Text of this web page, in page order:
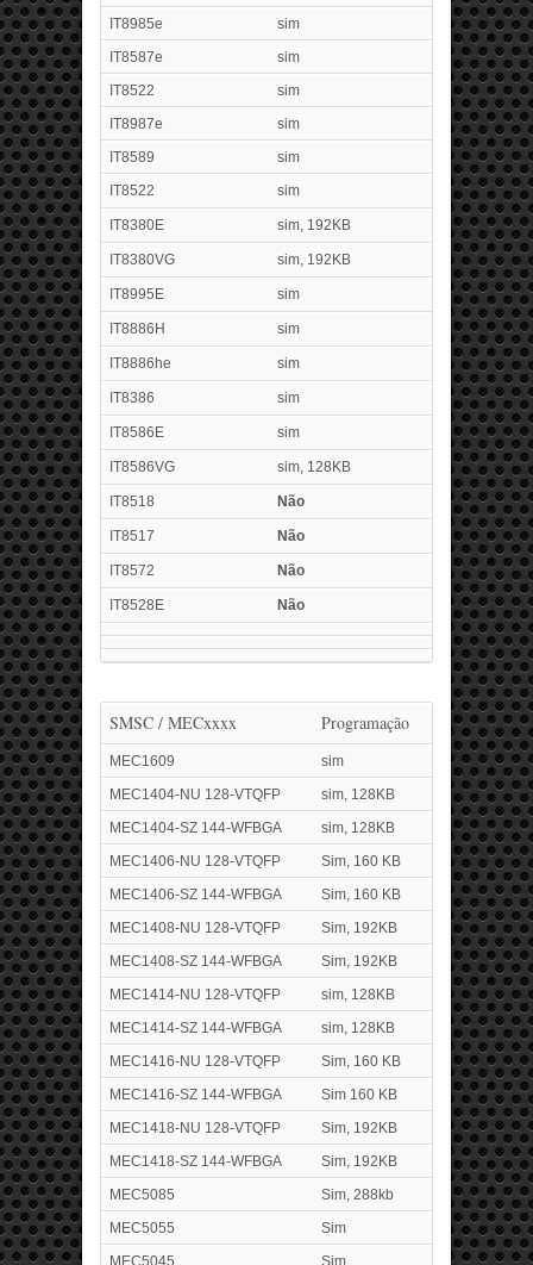
IT8985e
sim
IT8587e
sim
IT8522
sim
IT8987e
sim
IT8589
sim
IT8522
sim
IT8380E sim, 192KB
IT8380VG sim, 192KB
IT8995E sim
IT8886H sim
IT8886he sim
IT8386 sim
IT8586E sim
IT8586VG sim, 128KB
IT8518 Não
IT8517 Não
IT8572 Não
IT8528E Não
SMSC / MECxxxx Programação
MEC1609
sim
MEC1404-NU 128-VTQFP
sim, 128KB
MEC1404-SZ 144-WFBGA
sim, 128KB
MEC1406-NU 128-VTQFP
Sim, 160 KB
MEC1406-SZ 144-WFBGA
Sim, 160 KB
MEC1408-NU 128-VTQFP
Sim, 192KB
MEC1408-SZ 144-WFBGA
Sim, 192KB
MEC1414-NU 128-VTQFP
sim, 128KB
MEC1414-SZ 144-WFBGA
sim, 128KB
MEC1416-NU 128-VTQFP
Sim, 160 KB
MEC1416-SZ 144-WFBGA
Sim 160 KB
MEC1418-NU 128-VTQFP
Sim, 192KB
MEC1418-SZ 144-WFBGA
Sim, 192KB
MEC5085
Sim, 288kb
MEC5055
Sim
MEC5045
Sim